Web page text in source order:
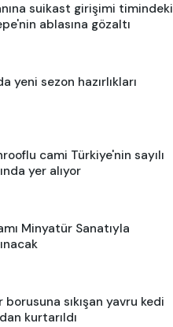
suikast girişimi timindeki
ablasına gözaltı
yeni sezon hazırlıkları
cami Türkiye'nin sayılı
yer alıyor
Minyatür Sanatıyla
sıkışan yavru kedi
kurtarıldı